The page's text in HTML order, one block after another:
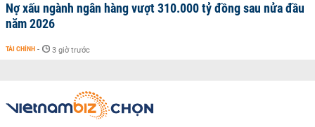
Nợ xấu ngành ngân hàng vượt 310.000 tỷ đồng sau nửa đầu
năm 2026
TÀI CHÍNH - 3 giờ trước